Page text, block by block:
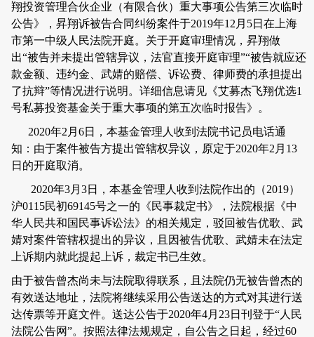
翔投资管理合伙企业（有限合伙）重大事项公告第三次临时
公告》，昇翔诉被告合同纠纷案件于2019年12 月 5日在上海
市第一中级人民法院开庭。关于开庭审理情况，昇翔做
出“被告并未提出管辖异议，法官直接开庭审理”“被告就应还
款金额、违约金、武婧的赔偿、诉讼费、律师费的承担提出
了抗辩”等情况进行说明。详细信息请见《艾募杰飞翔优选1
号私募投资基金关于重大事项的第五次临时报告》。
2020年2 月 6日， 本基金管理人 收到法院书记员电话通
知：由于案件被告方提出管辖权异议，原定于2020年2 月 13
日的开庭取消。
2020年3月 3日， 本基金管理人 收到法院作出的（2019）
沪0115民初69145号之一的《民事裁定书》，法院根据《中
华人民共和国民事诉讼法》的相关规定，驳回被告优歌、武
婧对案件管辖权提出的异议，且因被告优歌、武婧未在法定
上诉期内就此提起上诉，裁定书已生效。
由于被告曾杰尚未与法院取得联系，且法院仍无被告曾杰的
有效送达地址，法院将继续采用公告送达的方式对其进行送
达传票等开庭文件。送达公告于2020年4月 23日刊登于“人民
法院公告网”。按照法律法规规定，自公告之日起，经过60